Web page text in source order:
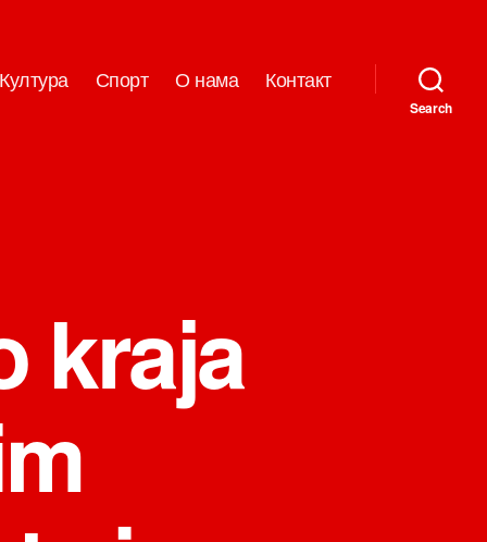
Култура Спорт О нама Контакт
Search
kraja